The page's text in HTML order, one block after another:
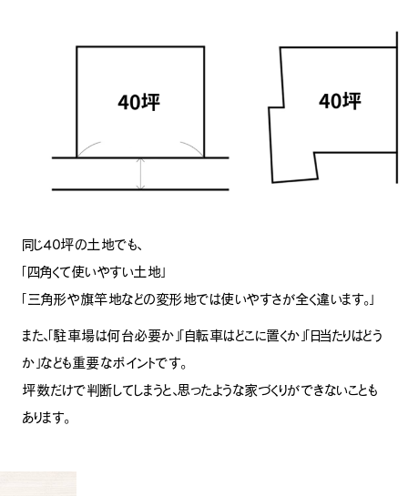
同じ40坪の土地でも、
「四角くて使いやすい土地」
「三角形や旗竿地などの変形地では使いやすさが全く違います。」
また、「駐車場は何台必要か」「自転車はどこに置くか」「日当たりはどう
か」なども重要なポイントです。
坪数だけで判断してしまうと、思ったような家づくりができないことも
あります。